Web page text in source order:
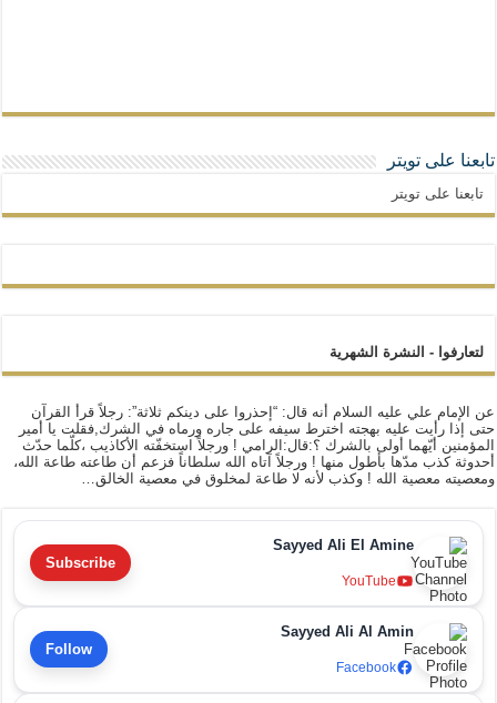
تابعنا على تويتر
تابعنا على تويتر
لتعارفوا - النشرة الشهرية
عن الإمام علي عليه السلام أنه قال: “إحذروا على دينكم ثلاثة”: رجلاً قرأ القرآن
حتى إذا رأيت عليه بهجته اخترط سيفه على جاره ورماه في الشرك,فقلت يا أمير
المؤمنين أيّهما أولى بالشرك ؟:قال:الرامي ! ورجلاً استخفّته الأكاذيب ،كلّما حدّث
أحدوثة كذب مدّها بأطول منها ! ورجلاً آتاه الله سلطاناً فزعم أن طاعته طاعة الله،
ومعصيته معصية الله ! وكذب لأنه لا طاعة لمخلوق في معصية الخالق…
Sayyed Ali El Amine
YouTube
Subscribe
Sayyed Ali Al Amin
Facebook
Follow